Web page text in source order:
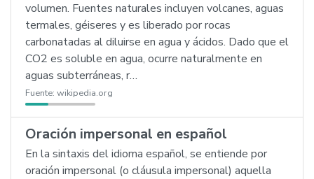
volumen. Fuentes naturales incluyen volcanes, aguas
termales, géiseres y es liberado por rocas
carbonatadas al diluirse en agua y ácidos. Dado que el
CO2 es soluble en agua, ocurre naturalmente en
aguas subterráneas, r…
Fuente: wikipedia.org
Oración impersonal en español
En la sintaxis del idioma español, se entiende por
oración impersonal (o cláusula impersonal) aquella